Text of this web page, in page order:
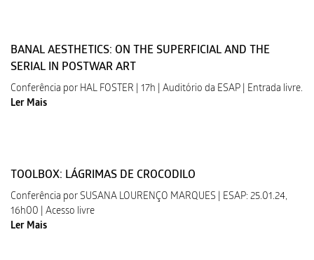
BANAL AESTHETICS: ON THE SUPERFICIAL AND THE
SERIAL IN POSTWAR ART
Conferência por HAL FOSTER | 17h | Auditório da ESAP | Entrada livre.
Ler Mais
TOOLBOX: LÁGRIMAS DE CROCODILO
Conferência por SUSANA LOURENÇO MARQUES | ESAP: 25.01.24,
16h00 | Acesso livre
Ler Mais